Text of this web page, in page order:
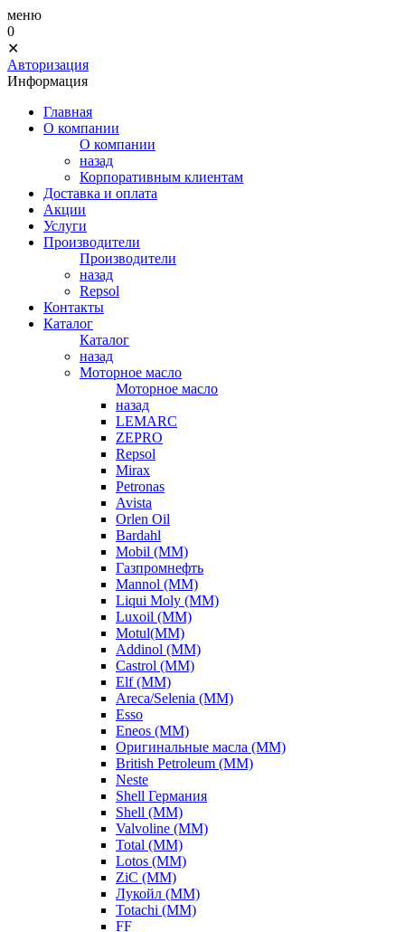
меню
0
✕
Авторизация
Информация
Главная
О компании
О компании
назад
Корпоративным клиентам
Доставка и оплата
Акции
Услуги
Производители
Производители
назад
Repsol
Контакты
Каталог
Каталог
назад
Моторное масло
Моторное масло
назад
LEMARC
ZEPRO
Repsol
Mirax
Petronas
Avista
Orlen Oil
Bardahl
Mobil (ММ)
Газпромнефть
Mannol (ММ)
Liqui Moly (ММ)
Luxoil (ММ)
Motul(ММ)
Addinol (ММ)
Castrol (ММ)
Elf (ММ)
Areca/Selenia (ММ)
Esso
Eneos (ММ)
Оригинальные масла (ММ)
British Petroleum (ММ)
Neste
Shell Германия
Shell (ММ)
Valvoline (ММ)
Total (ММ)
Lotos (ММ)
ZiC (ММ)
Лукойл (ММ)
Totachi (MM)
FF